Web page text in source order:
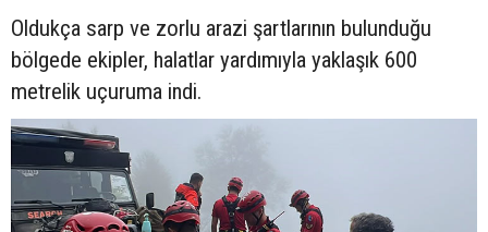
Oldukça sarp ve zorlu arazi şartlarının bulunduğu
bölgede ekipler, halatlar yardımıyla yaklaşık 600
metrelik uçuruma indi.